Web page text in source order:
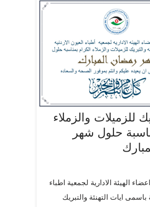
للزميلات والزملاء
حلول شهر
الهيئة الادارية لجمعية اطباء
باسمى ايات التهنئة والتبريك